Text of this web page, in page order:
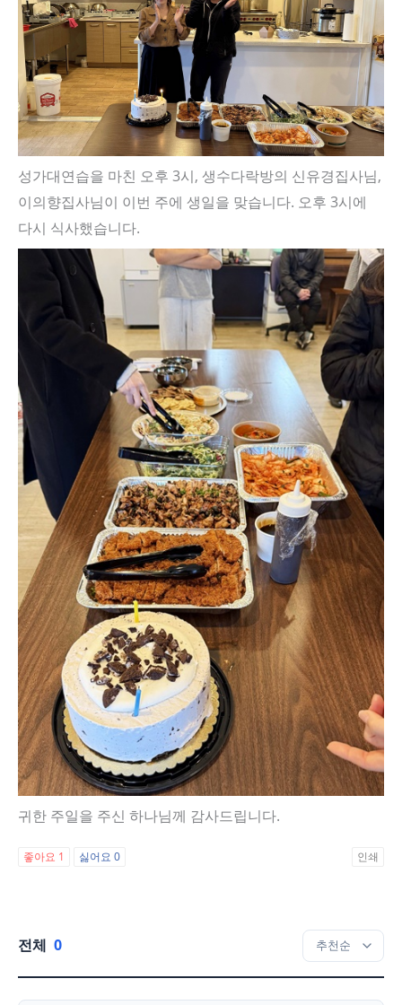
성가대연습을 마친 오후 3시, 생수다락방의 신유경집사님,
이의향집사님이 이번 주에 생일을 맞습니다. 오후 3시에
다시 식사했습니다.
귀한 주일을 주신 하나님께 감사드립니다.
좋아요 1 싫어요 0 인쇄
전체 0